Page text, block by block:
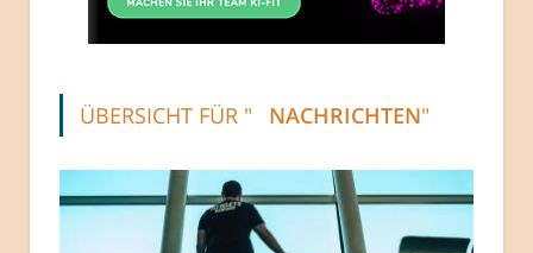
ÜBERSICHT FÜR " NACHRICHTEN"